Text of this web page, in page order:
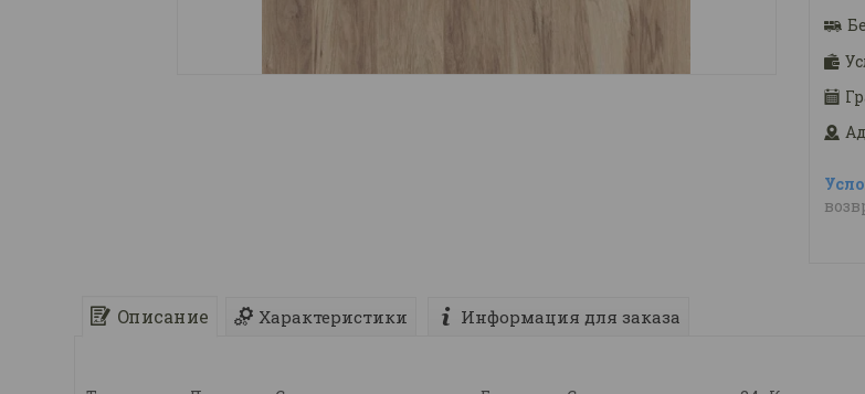
Описание Характеристики Информация для заказа